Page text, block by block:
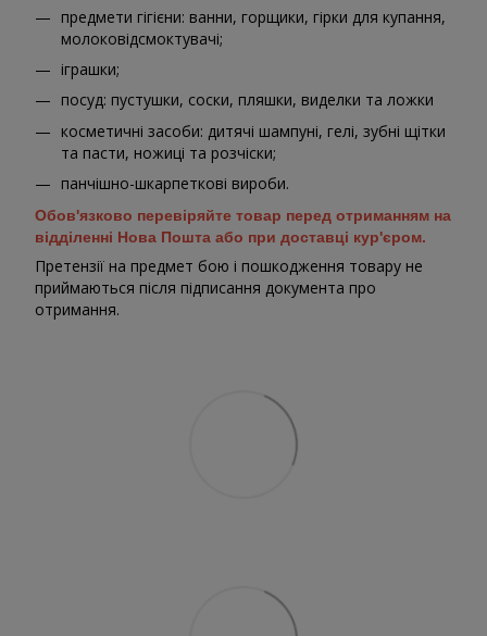
предмети гігієни: ванни, горщики, гірки для купання,
молоковідсмоктувачі;
іграшки;
посуд: пустушки, соски, пляшки, виделки та ложки
косметичні засоби: дитячі шампуні, гелі, зубні щітки
та пасти, ножиці та розчіски;
панчішно-шкарпеткові вироби.
Обов'язково перевіряйте товар перед отриманням на
відділенні Нова Пошта або при доставці кур'єром.
Претензії на предмет бою і пошкодження товару не
приймаються після підписання документа про
отримання.